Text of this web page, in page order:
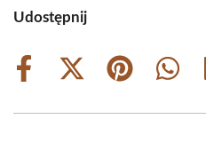
Udostępnij
Share
Share
(Twitter)
Share
Share